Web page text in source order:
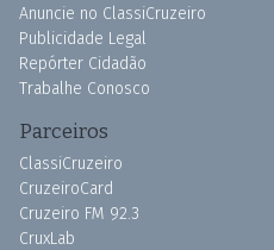
Anuncie no ClassiCruzeiro
Publicidade Legal
Repórter Cidadão
Trabalhe Conosco
Parceiros
ClassiCruzeiro
CruzeiroCard
Cruzeiro FM 92.3
CruxLab